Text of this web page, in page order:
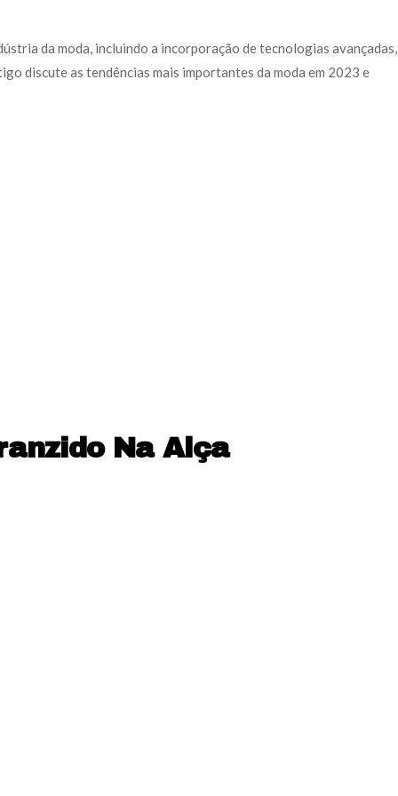
da moda, incluindo a incorporação de tecnologias avançadas,
discute as tendências mais importantes da moda em 2023 e
Na Alça